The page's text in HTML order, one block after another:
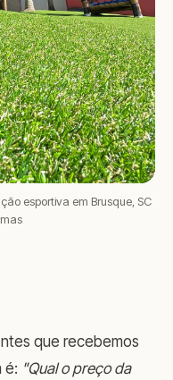
esportiva em Brusque, SC
que recebemos
é: "Qual o preço da